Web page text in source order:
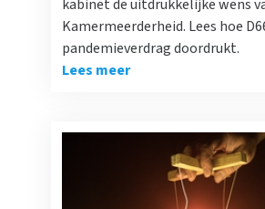
kabinet de uitdrukkelijke wens
Kamermeerderheid. Lees hoe
pandemieverdrag doordrukt.
Lees meer